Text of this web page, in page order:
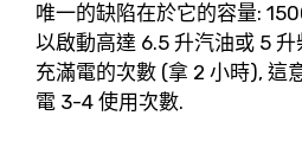
唯一的缺陷在於它的容量:
以啟動高達 6.5 升汽油或 5
充滿電的次數 (拿 2 小時), 這
電 3-4 使用次數.